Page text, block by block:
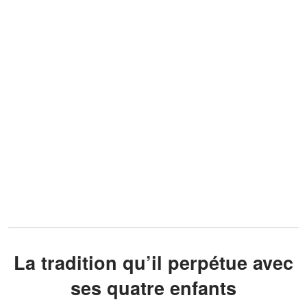
La tradition qu’il perpétue avec
ses quatre enfants